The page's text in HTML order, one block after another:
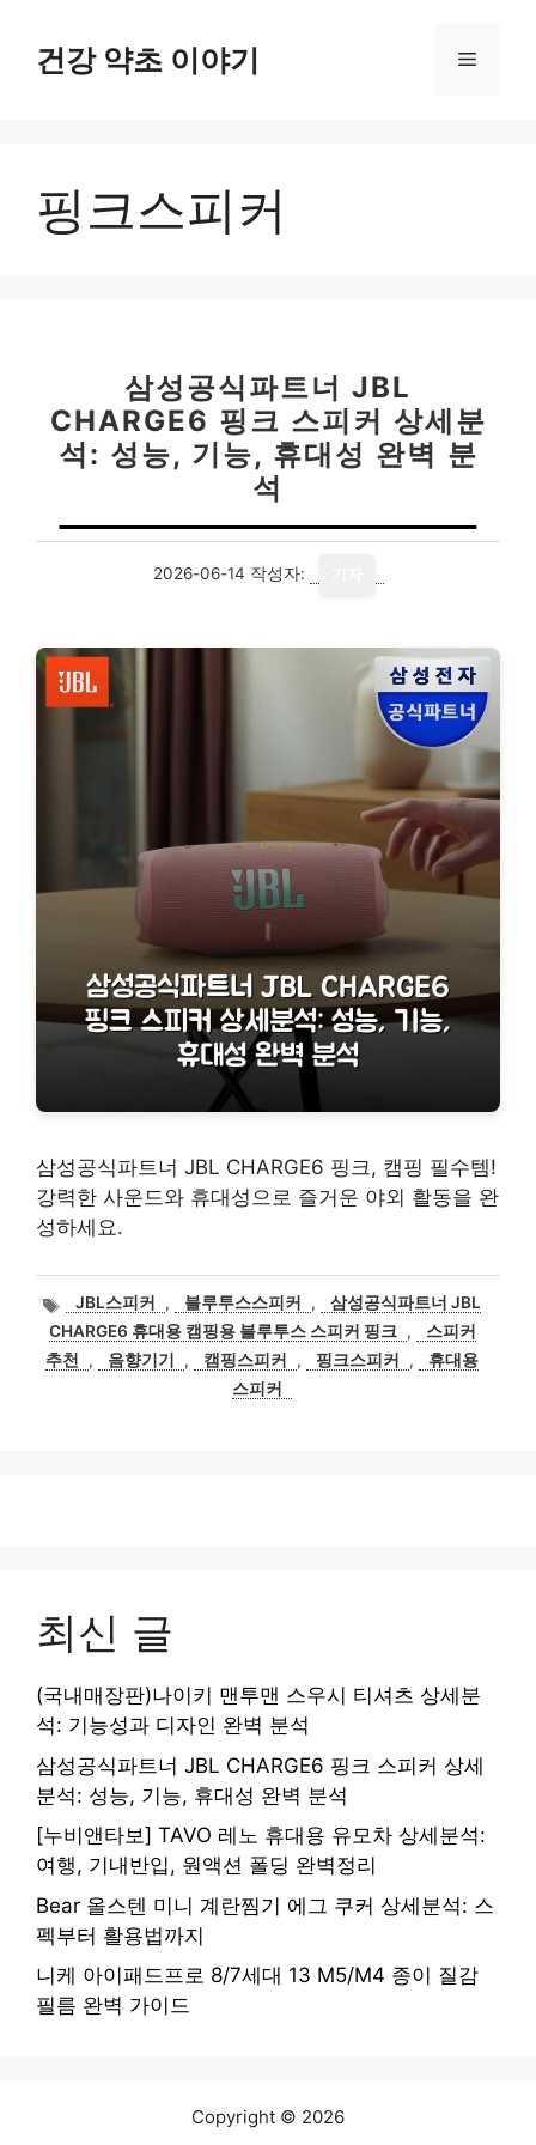
건강 약초 이야기 메
핑크스피커
삼성공식파트너 JBL
CHARGE6 핑크 스피커 상세분
석: 성능, 기능, 휴대성 완벽 분
석
2026-06-14 작성자:
삼성공식파트너 JBL CHARGE6 핑크, 캠핑 필수템!
강력한 사운드와 휴대성으로 즐거운 야외 활동을 완
성하세요.
태
그
JBL스피커 , 블루투스스피커 ,
삼성공식파트너 JBL
CHARGE6 휴대용 캠핑용 블루투스 스피커 핑크 ,
스피커
추천
, 음향기기 , 캠핑스피커 , 핑크스피커 ,
휴대용
스피커
최신 글
(국내매장판)나이키 맨투맨 스우시 티셔츠 상세분
석: 기능성과 디자인 완벽 분석
삼성공식파트너 JBL CHARGE6 핑크 스피커 상세
분석: 성능, 기능, 휴대성 완벽 분석
[누비앤타보] TAVO 레노 휴대용 유모차 상세분석:
여행, 기내반입, 원액션 폴딩 완벽정리
Bear 올스텐 미니 계란찜기 에그 쿠커 상세분석: 스
펙부터 활용법까지
니케 아이패드프로 8/7세대 13 M5/M4 종이 질감
필름 완벽 가이드
Copyright © 2026